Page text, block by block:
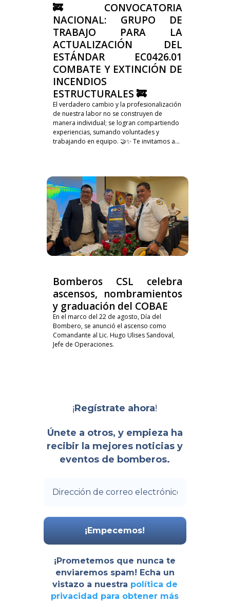
🚒 CONVOCATORIA
NACIONAL: GRUPO DE
TRABAJO PARA LA
ACTUALIZACIÓN DEL
ESTÁNDAR EC0426.01
COMBATE Y EXTINCIÓN DE
INCENDIOS
ESTRUCTURALES 🚒
El verdadero cambio y la profesionalización
de nuestra labor no se construyen de
manera individual; se logran compartiendo
experiencias, sumando voluntades y
trabajando en equipo. 🤝✨ Te invitamos a...
Bomberos CSL celebra
ascensos, nombramientos
y graduación del COBAE
En el marco del 22 de agosto, Día del
Bombero, se anunció el ascenso como
Comandante al Lic. Hugo Ulises Sandoval,
Jefe de Operaciones.
¡Regístrate ahora!
Únete a otros, y empieza ha
recibir la mejores noticias y
eventos de bomberos.
¡Prometemos que nunca te
enviaremos spam! Echa un
vistazo a nuestra política de
privacidad para obtener más